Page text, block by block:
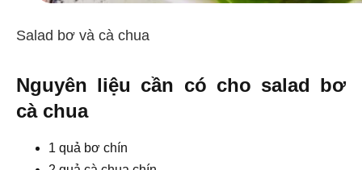
Salad bơ và cà chua
Nguyên liệu cần có cho salad bơ
cà chua
1 quả bơ chín